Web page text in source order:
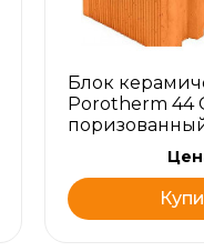
Блок
Porotherm 44